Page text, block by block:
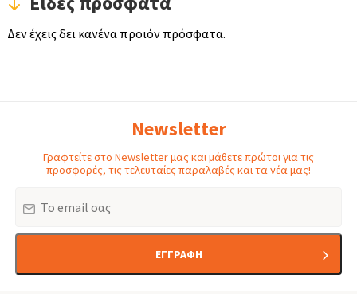
Δεν έχεις δει κανένα προιόν πρόσφατα.
Newsletter
Γραφτείτε στο Newsletter μας και μάθετε πρώτοι για τις
προσφορές, τις τελευταίες παραλαβές και τα νέα μας!
ΕΓΓΡΑΦΗ